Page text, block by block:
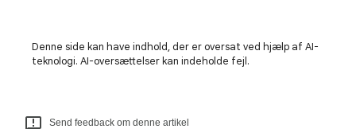
Denne side kan have indhold, der er oversat ved hjælp af AI-
teknologi. AI-oversættelser kan indeholde fejl.
Send feedback om denne artikel